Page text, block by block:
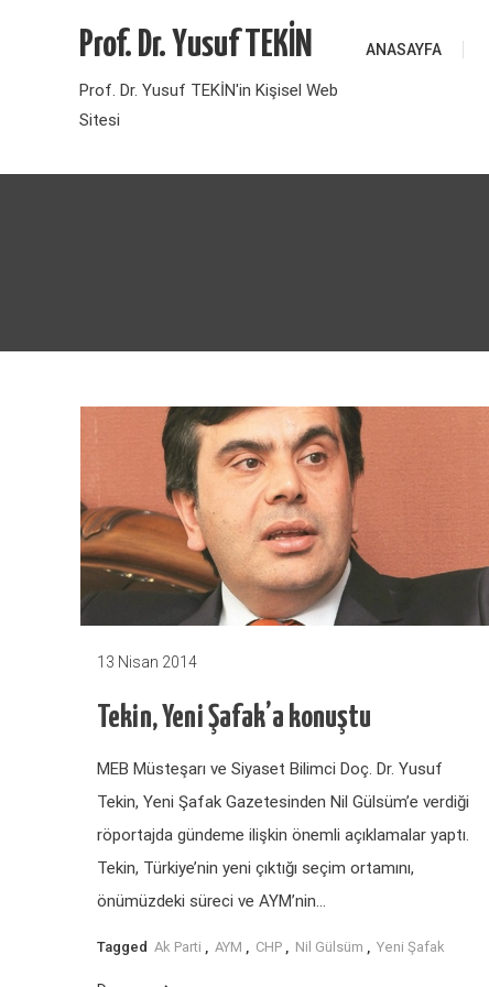
Prof. Dr. Yusuf TEKİN
Prof. Dr. Yusuf TEKİN'in Kişisel Web
Sitesi
ANASAYFA
13 Nisan 2014
Tekin, Yeni Şafak’a konuştu
MEB Müsteşarı ve Siyaset Bilimci Doç. Dr. Yusuf
Tekin, Yeni Şafak Gazetesinden Nil Gülsüm’e verdiği
röportajda gündeme ilişkin önemli açıklamalar yaptı.
Tekin, Türkiye’nin yeni çıktığı seçim ortamını,
önümüzdeki süreci ve AYM’nin…
Tagged Ak Parti AYM CHP Nil Gülsüm Yeni Şafak